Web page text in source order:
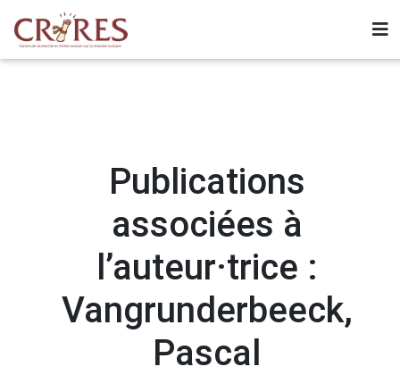
Publications
associées à
l’auteur·trice :
Vangrunderbeeck,
Pascal